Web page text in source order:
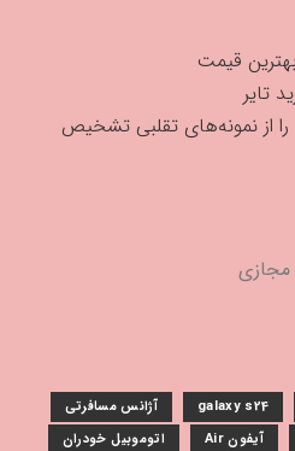
از نمونه‌های تقلبی تشخیص
مجازی
galaxy s24
آژانس مسافرتی
آیفون Air اتوموبیل خودران